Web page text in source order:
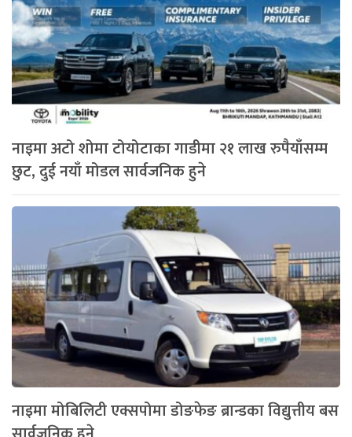
नाइमा अटो शोमा टोयोटाका गाडीमा २१ लाख रुपैयाँसम्म
छुट, दुई नयाँ मोडल सार्वजनिक हुने
नाइमा मोबिलिटी एक्सपोमा डोङफेङ ब्रान्डका विद्युत्तीय बस